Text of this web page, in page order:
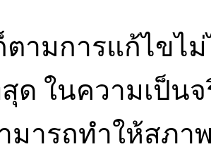
ตามการแก้ไขไ
ด ในความเป็น
มารถทำให้สภา